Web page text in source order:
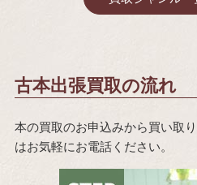
古本出張買取の流れ
本の買取のお申込みから買い取
はお気軽にお電話ください。